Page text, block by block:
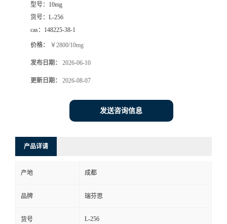
式
型号： 10mg
货号： L-256
cas： 148225-38-1
价格： ￥2800/10mg
发布日期： 2026-06-10
更新日期： 2026-08-07
发送咨询信息
产品详请
产地 成都
品牌 瑞芬思
货号 L-256